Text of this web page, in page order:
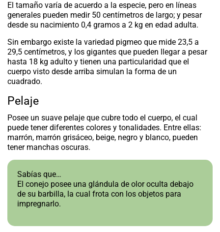
El tamaño varía de acuerdo a la especie, pero en líneas
generales pueden medir 50 centímetros de largo; y pesar
desde su nacimiento 0,4 gramos a 2 kg en edad adulta.
Sin embargo existe la variedad pigmeo que mide 23,5 a
29,5 centímetros, y los gigantes que pueden llegar a pesar
hasta 18 kg adulto y tienen una particularidad que el
cuerpo visto desde arriba simulan la forma de un
cuadrado.
Pelaje
Posee un suave pelaje que cubre todo el cuerpo, el cual
puede tener diferentes colores y tonalidades. Entre ellas:
marrón, marrón grisáceo, beige, negro y blanco, pueden
tener manchas oscuras.
Sabías que…
El conejo posee una glándula de olor oculta debajo
de su barbilla, la cual frota con los objetos para
impregnarlo.